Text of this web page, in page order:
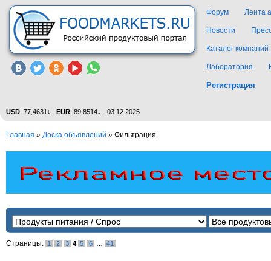
Форум Лента
Новости
Каталог компаний
Лаборатория
Регистрация
USD: 77,4631↓ EUR: 89,8514↓ - 03.12.2025
Главная » Доска объявлений » Фильтрация
Страницы: 1 2 3 4 5 6 41